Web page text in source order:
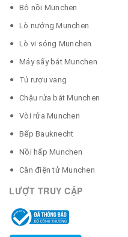
Bộ nồi Munchen
Lò nướng Munchen
Lò vi sóng Munchen
Máy sấy bát Munchen
Tủ rượu vang
Chậu rửa bát Munchen
Vòi rửa Munchen
Bếp Bauknecht
Nồi hấp Munchen
Cân điện tử Munchen
LƯỢT TRUY CẬP